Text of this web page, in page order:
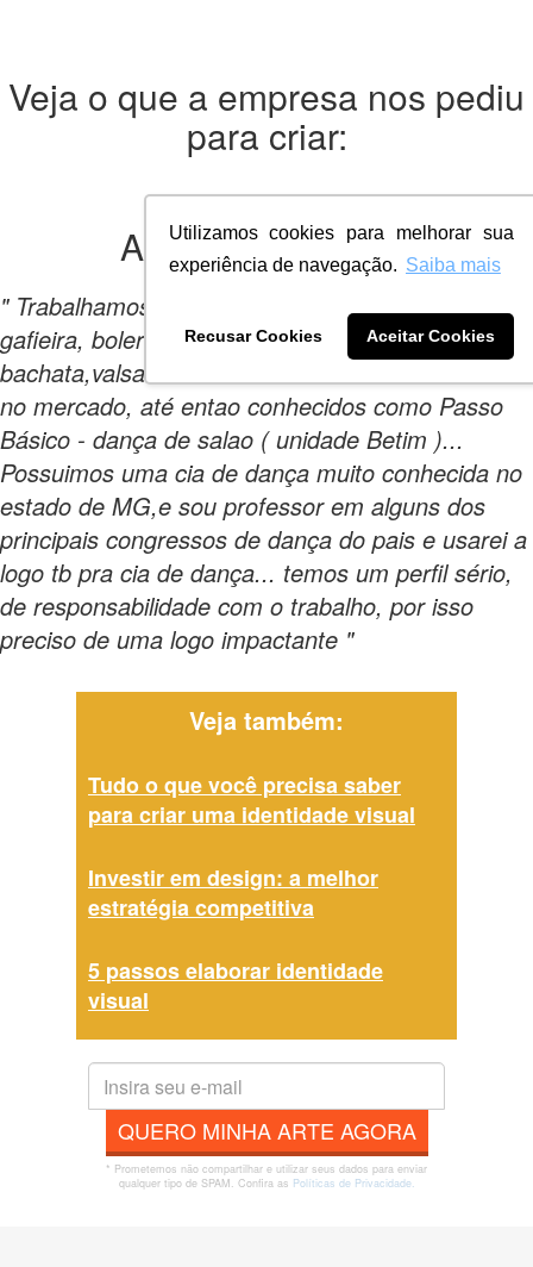
Utilizamos cookies para melhorar sua
experiência de navegação. Saiba mais
Recusar Cookies Aceitar Cookies
Veja o que a empresa nos pediu
para criar:
A empresaqueria:
" Trabalhamos com ritmos a dois, como samba de
gafieira, bolero, forró,salsa,tango ,zouk, soltinho,
bachata,valsa entre outros...estamos há 10 anos
no mercado, até entao conhecidos como Passo
Básico - dança de salao ( unidade Betim )...
Possuimos uma cia de dança muito conhecida no
estado de MG,e sou professor em alguns dos
principais congressos de dança do pais e usarei a
logo tb pra cia de dança... temos um perfil sério,
de responsabilidade com o trabalho, por isso
preciso de uma logo impactante "
Veja também:
Tudo o que você precisa saber
para criar uma identidade visual
Investir em design: a melhor
estratégia competitiva
5 passos elaborar identidade
visual
QUERO MINHA ARTE AGORA
* Prometemos não compartilhar e utilizar seus dados para enviar
qualquer tipo de SPAM. Confira as Políticas de Privacidade.